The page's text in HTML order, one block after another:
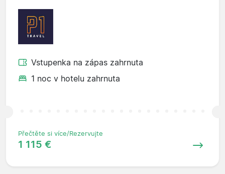
Vstupenka na zápas zahrnuta
1 noc v hotelu zahrnuta
Přečtěte si více/Rezervujte
1 115 €